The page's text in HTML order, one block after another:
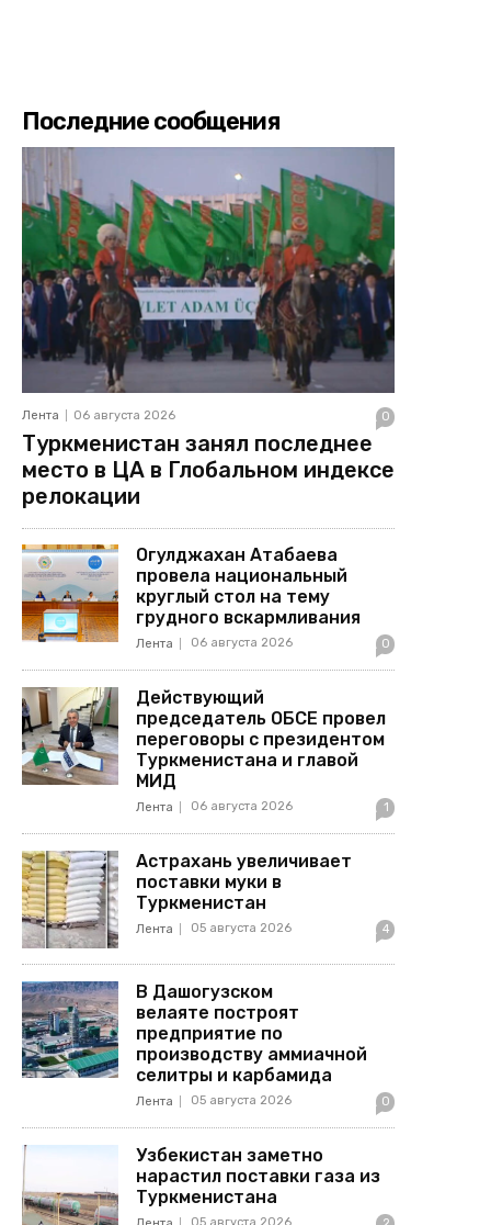
Последние сообщения
Лента 06 августа 2026 0
Туркменистан занял последнее
место в ЦА в Глобальном индексе
релокации
Огулджахан Атабаева
провела национальный
круглый стол на тему
грудного вскармливания
Лента 06 августа 2026 0
Действующий
председатель ОБСЕ провел
переговоры с президентом
Туркменистана и главой
МИД
Лента 06 августа 2026 1
Астрахань увеличивает
поставки муки в
Туркменистан
Лента 05 августа 2026 4
В Дашогузском
велаяте построят
предприятие по
производству аммиачной
селитры и карбамида
Лента 05 августа 2026 0
Узбекистан заметно
нарастил поставки газа из
Туркменистана
05 августа 2026